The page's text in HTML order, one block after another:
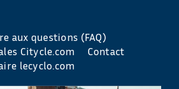
aux questions (FAQ)
Citycle.com
Contact
lecyclo.com